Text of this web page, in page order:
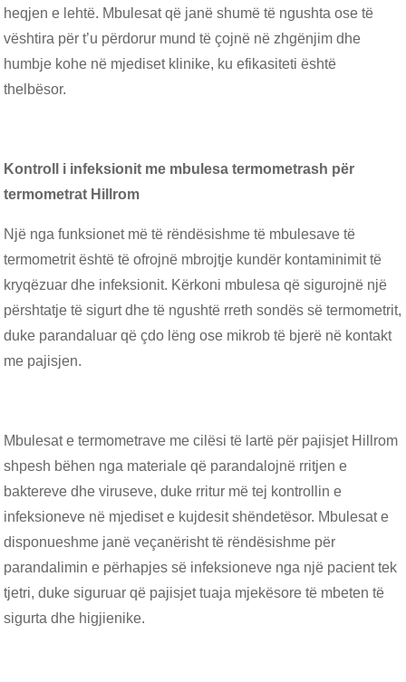
heqjen e lehtë. Mbulesat që janë shumë të ngushta ose të
vështira për t’u përdorur mund të çojnë në zhgënjim dhe
humbje kohe në mjediset klinike, ku efikasiteti është
thelbësor.
Kontroll i infeksionit me mbulesa termometrash për
termometrat Hillrom
Një nga funksionet më të rëndësishme të mbulesave të
termometrit është të ofrojnë mbrojtje kundër kontaminimit të
kryqëzuar dhe infeksionit. Kërkoni mbulesa që sigurojnë një
përshtatje të sigurt dhe të ngushtë rreth sondës së termometrit,
duke parandaluar që çdo lëng ose mikrob të bjerë në kontakt
me pajisjen.
Mbulesat e termometrave me cilësi të lartë për pajisjet Hillrom
shpesh bëhen nga materiale që parandalojnë rritjen e
baktereve dhe viruseve, duke rritur më tej kontrollin e
infeksioneve në mjediset e kujdesit shëndetësor. Mbulesat e
disponueshme janë veçanërisht të rëndësishme për
parandalimin e përhapjes së infeksioneve nga një pacient tek
tjetri, duke siguruar që pajisjet tuaja mjekësore të mbeten të
sigurta dhe higjienike.